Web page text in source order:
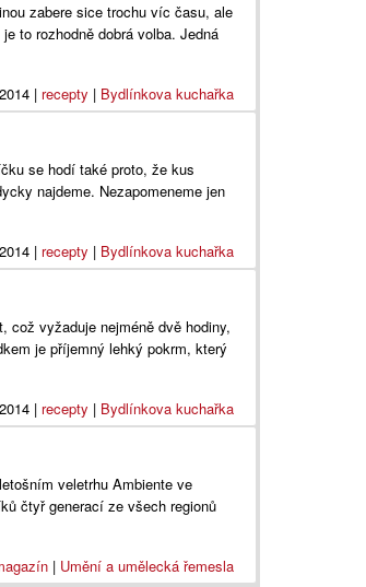
zabere sice trochu víc času, ale
to rozhodně dobrá volba. Jedná
| recepty | Bydlínkova kuchařka
se hodí také proto, že kus
najdeme. Nezapomeneme jen
| recepty | Bydlínkova kuchařka
což vyžaduje nejméně dvě hodiny,
je příjemný lehký pokrm, který
| recepty | Bydlínkova kuchařka
veletrhu Ambiente ve
čtyř generací ze všech regionů
| Umění a umělecká řemesla